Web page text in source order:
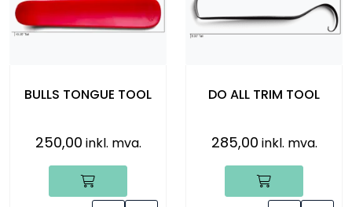
BULLS TONGUE TOOL
250,00 inkl. mva.
DO ALL TRIM TOOL
285,00 inkl. mva.